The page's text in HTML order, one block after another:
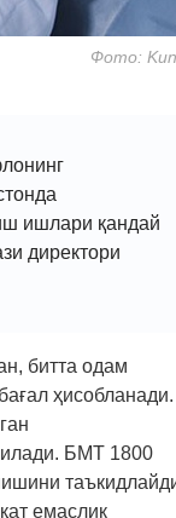
Фото:
ишлари қандай
директори
битта одам
ҳисобланади.
БМТ 1800
емаслик